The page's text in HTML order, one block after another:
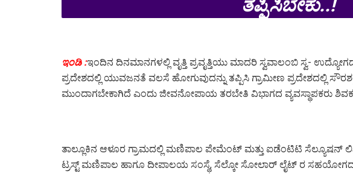
ತಪ್ಪಿಸಿಬೇಕು..!
ಇಂಡಿ :ಇಂದಿನ ದಿನಮಾನಗಳಲ್ಲಿ ವೃತ್ತಿ ಪ್ರವೃತ್ತಿಯು ಮಾದರಿ ಸ್ವವಾಲಂಬಿ ಸ್ವ-
ಪ್ರದೇಶದಲ್ಲಿ ಯುವಜನತೆ ವಲಸೆ ಹೋಗುವುದನ್ನು ತಪ್ಪಿಸಿ ಗ್ರಾಮೀಣ ಪ್ರದೇಶದಲ್ಲಿ
ಮುಂದಾಗಬೇಕಾಗಿದೆ ಎಂದು ಜೀವನೋಪಾಯ ತರಬೇತಿ ವಿಭಾಗದ ವ್ಯವಸ್ಥಾಪಕರು
ತಾಲ್ಲೂಕಿನ ಆಳೂರ ಗ್ರಾಮದಲ್ಲಿ ಮಣಿಪಾಲ ಪೇಮೆಂಟ್ ಮತ್ತು ಐಡೆಂಟಿಟಿ ಸೆಲ್ಯೂಷನ್
ಟ್ರಸ್ಟ್ ಮಣಿಪಾಲ ಹಾಗೂ ದೀಪಾಲಯ ಸಂಸ್ಥೆ, ಸೆಲ್ಕೋ ಸೋಲಾರ್ ಲೈಟ್ ರ ಸಹಯೋಗದಲ್ಲಿ‌